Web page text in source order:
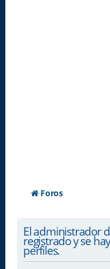
Foros
El administrador
registrado y se
perfiles.